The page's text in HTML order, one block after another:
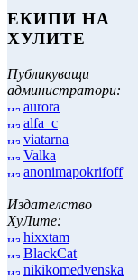
ЕКИПИ НА
ХУЛИТЕ
Публикуващи
администратори:
aurora
alfa_c
viatarna
Valka
anonimapokrifoff
Издателство
ХуЛите:
hixxtam
BlackCat
nikikomedvenska